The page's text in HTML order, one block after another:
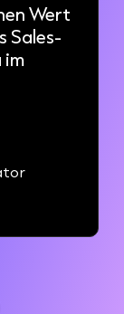
Wert
Sales-
im